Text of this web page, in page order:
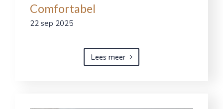
Comfortabel
22 sep 2025
Lees meer